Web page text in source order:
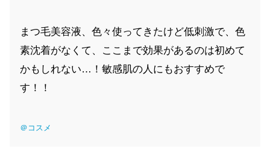
まつ毛美容液、色々使ってきたけど低刺激で、色
素沈着がなくて、ここまで効果があるのは初めて
かもしれない…！敏感肌の人にもおすすめで
す！！
＠コスメ